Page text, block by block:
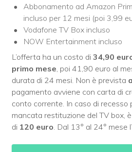
Abbonamento ad Amazon
incluso per 12 mesi (poi 3,99
Vodafone TV Box incluso
NOW Entertainment incluso
L’offerta ha un costo di 34,90
primo mese , poi 41,90 euro al
durata di 24 mesi. Non è prevista
pagamento avviene con carta di
conto corrente. In caso di recesso
mancata restituzione del TV box,
di 120 euro . Dal 13° al 24° mese